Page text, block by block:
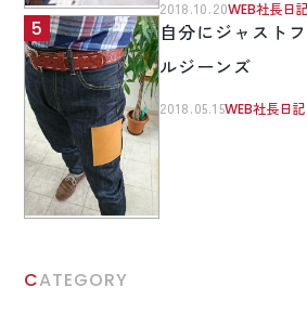
2018.10.20WEB社長日記
自分にジャスト
ルジーンズ
2018.05.15WEB社長日記
CATEGORY